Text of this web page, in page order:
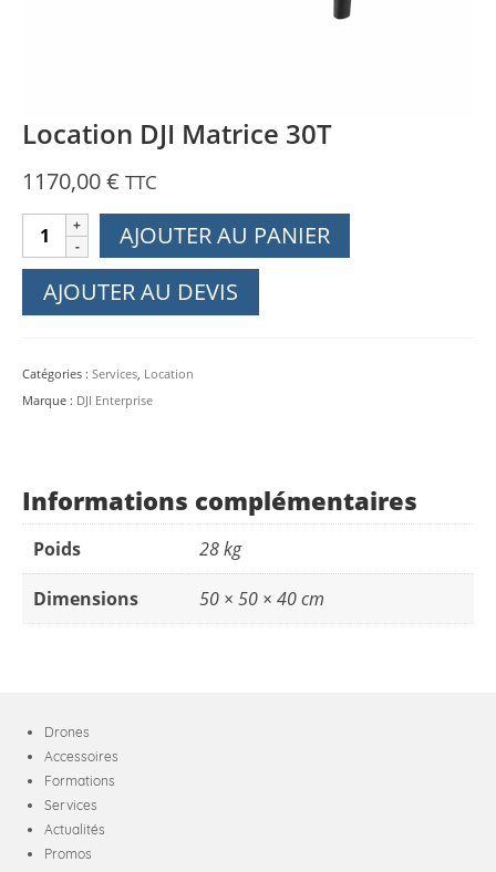
Location DJI Matrice 30T
1170,00€ TTC
quantité
de
Location
DJI
AJOUTER AU PANIER
AJOUTER AU DEVIS
Catégories : Services, Location
Marque : DJI Enterprise
Informations complémentaires
Poids 28 kg
Dimensions 50 × 50 × 40 cm
Drones
Accessoires
Formations
Services
Actualités
Promos